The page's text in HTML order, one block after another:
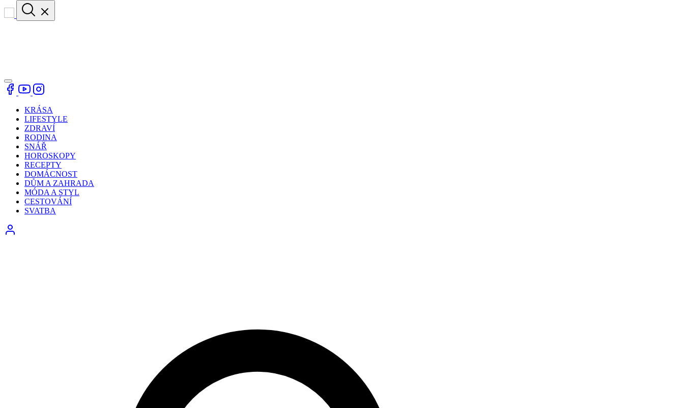
KRÁSA
LIFESTYLE
ZDRAVÍ
RODINA
SNÁŘ
HOROSKOPY
RECEPTY
DOMÁCNOST
DŮM A ZAHRADA
MÓDA A STYL
CESTOVÁNÍ
SVATBA